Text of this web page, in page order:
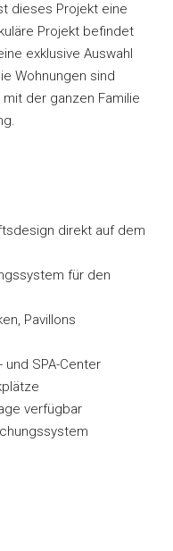
dieses Projekt eine
Projekt befindet
exklusive Auswahl
Wohnungen sind
der ganzen Familie
direkt auf dem
für den
Pavillons
SPA-Center
verfügbar